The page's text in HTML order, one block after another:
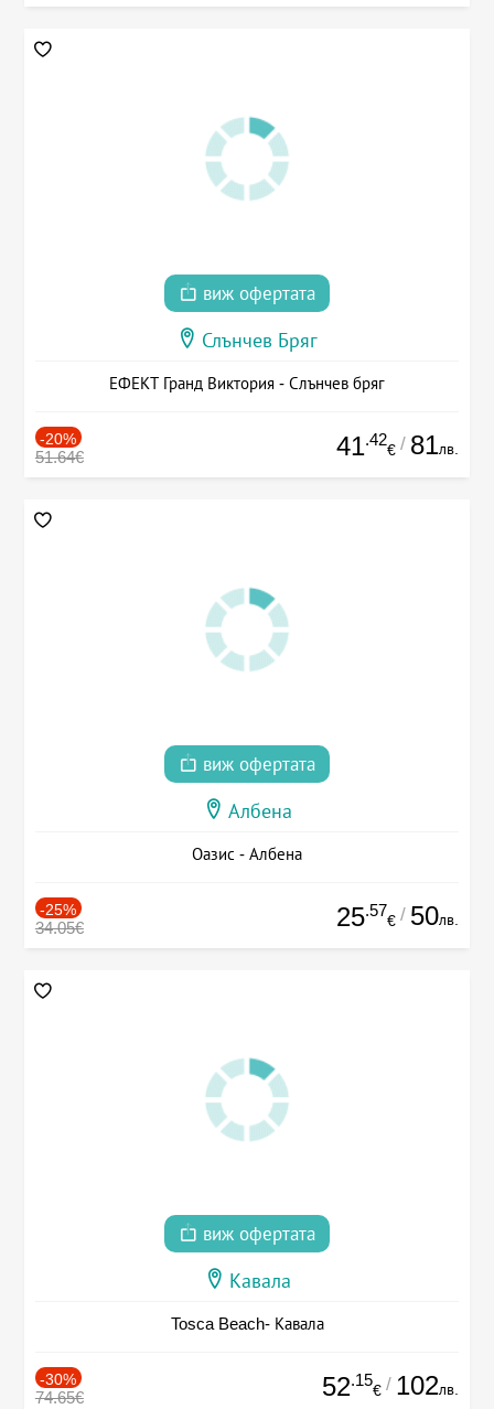
виж офертата
Слънчев Бряг
ЕФЕКТ Гранд Виктория - Слънчев бряг
-20%
51.64€ 41.42
€ / 81лв.
виж офертата
Албена
Оазис - Албена
-25%
34.05€ 25.57
€ / 50лв.
виж офертата
Кавала
Tosca Beach- Кавала
-30%
74.65€ 52.15
€ / 102лв.